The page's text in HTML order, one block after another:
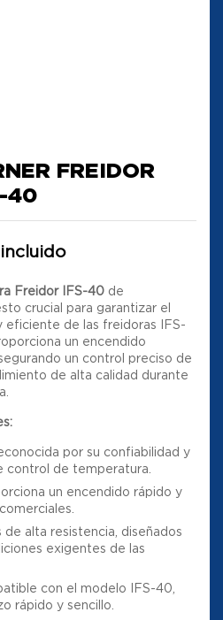
FREIDOR
40
Freidor IFS-40 de
crucial para garantizar el
eficiente de las freidoras IFS-
un encendido
un control preciso de
de alta calidad durante
por su confiabilidad y
control de temperatura.
un encendido rápido y
de alta resistencia, diseñados
exigentes de las
con el modelo IFS-40,
rápido y sencillo.